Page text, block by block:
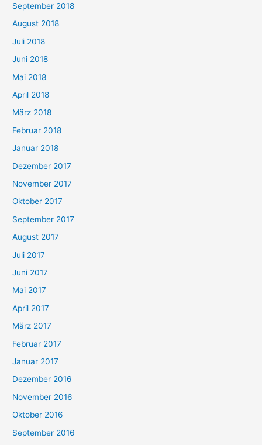
September 2018
August 2018
Juli 2018
Juni 2018
Mai 2018
April 2018
März 2018
Februar 2018
Januar 2018
Dezember 2017
November 2017
Oktober 2017
September 2017
August 2017
Juli 2017
Juni 2017
Mai 2017
April 2017
März 2017
Februar 2017
Januar 2017
Dezember 2016
November 2016
Oktober 2016
September 2016